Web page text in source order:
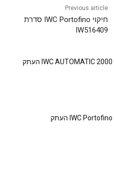
Previous article
חיקוי IWC Portofino סדרת
IW516409